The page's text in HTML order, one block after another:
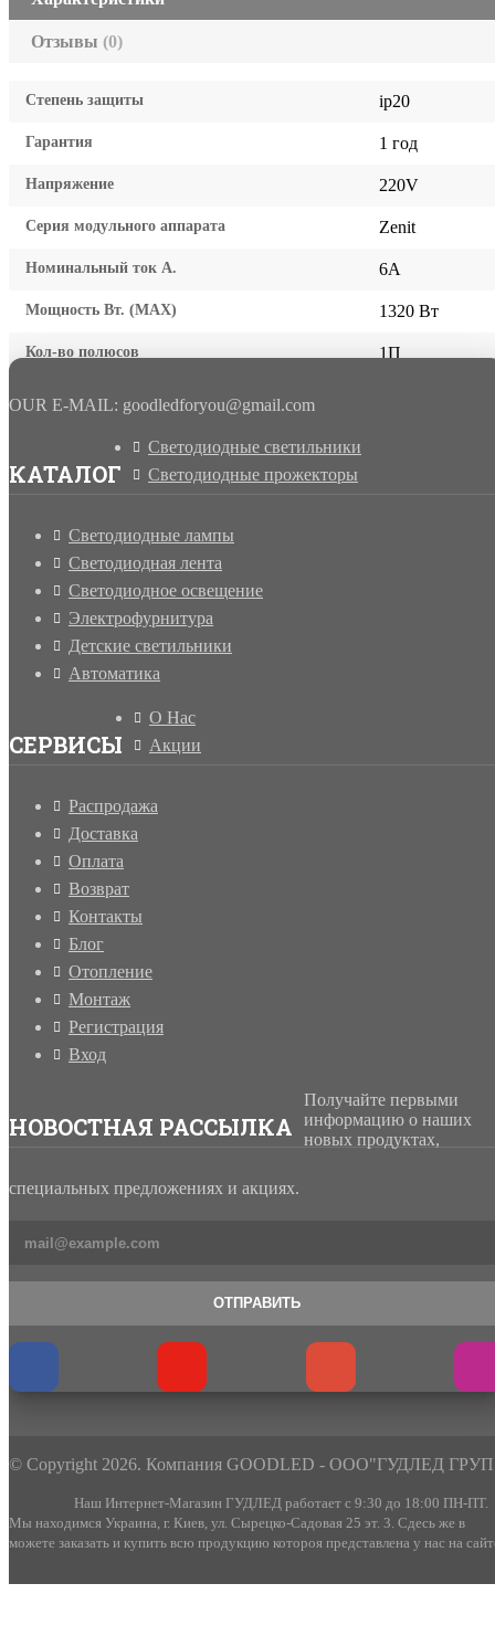
Отзывы (0)
Степень защиты ip20
Гарантия 1 год
Напряжение 220V
Серия модульного аппарата Zenit
Номинальный ток А. 6A
Мощность Вт. (МАХ) 1320 Вт
Кол-во полюсов 1П
OUR E-MAIL: goodledforyou@gmail.cоm
КАТАЛОГ
Светодиодные светильники
Светодиодные прожекторы
Светодиодные лампы
Светодиодная лента
Светодиодное освещение
Электрофурнитура
Детские светильники
Автоматика
СЕРВИСЫ
О Нас
Акции
Распродажа
Доставка
Оплата
Возврат
Контакты
Блог
Отопление
Монтаж
Регистрация
Вход
НОВОСТНАЯ РАССЫЛКА
Получайте первыми
информацию о наших
новых продуктах,
специальных предложениях и акциях.
ОТПРАВИТЬ
© Copyright 2026. Компания GOODLED - ООО"ГУДЛЕД
Наш Интернет-Магазин ГУДЛЕД работает с 9:30 до 18:00 ПН-ПТ.
Мы находимся Украина, г. Киев, ул. Сырецко-Садовая 25 эт. 3. Сдесь же в
можете заказать и купить всю продукцию котороя представлена у нас на